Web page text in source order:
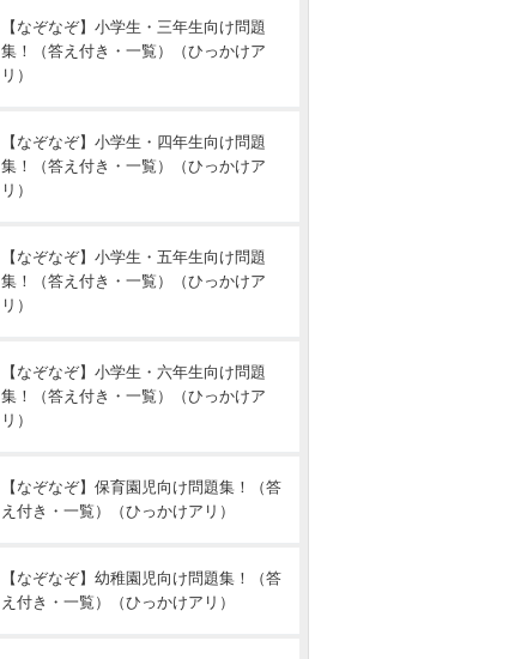
【なぞなぞ】小学生・三年生向け問題
集！（答え付き・一覧）（ひっかけア
リ）
【なぞなぞ】小学生・四年生向け問題
集！（答え付き・一覧）（ひっかけア
リ）
【なぞなぞ】小学生・五年生向け問題
集！（答え付き・一覧）（ひっかけア
リ）
【なぞなぞ】小学生・六年生向け問題
集！（答え付き・一覧）（ひっかけア
リ）
【なぞなぞ】保育園児向け問題集！（答
え付き・一覧）（ひっかけアリ）
【なぞなぞ】幼稚園児向け問題集！（答
え付き・一覧）（ひっかけアリ）